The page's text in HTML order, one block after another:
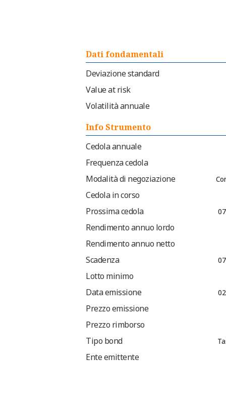
Dati fondamentali
Deviazione standard
Value at risk
Volatilità annuale
Info Strumento
Cedola annuale
Frequenza cedola
Modalità di negoziazione
Cedola in corso
Prossima cedola
Rendimento annuo lordo
Rendimento annuo netto
Scadenza
Lotto minimo
Data emissione
Prezzo emissione
Prezzo rimborso
Tipo bond
Ente emittente